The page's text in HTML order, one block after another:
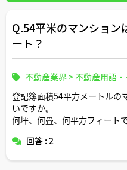
Q.54平米のマンション
ート？
不動産業界>不動産用語
登記簿面積54平方メートルの
いですか。
何坪、何畳、何平方フィートで
正方形の面積に換算すると一
回答 : 2